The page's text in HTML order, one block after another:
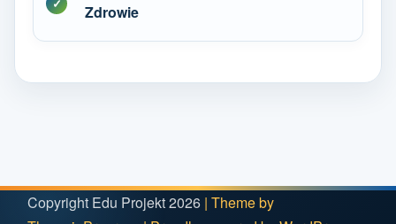
Zdrowie
Copyright Edu Projekt 2026 | Theme by